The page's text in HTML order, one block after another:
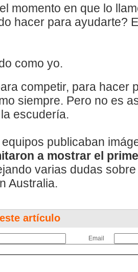
momento en que lo
hacer para ayudarte?
como yo.
competir, para hacer
siempre. Pero no es
escudería.
publicaban
a mostrar el
varias dudas
Australia.
artículo
Email